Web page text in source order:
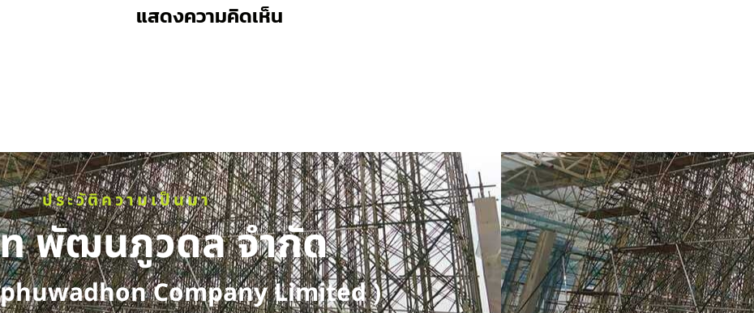
แสดงความคิดเห็น
ประวัติความเป็นมา
พัฒนภูวดล จำกัด
Company Limited )